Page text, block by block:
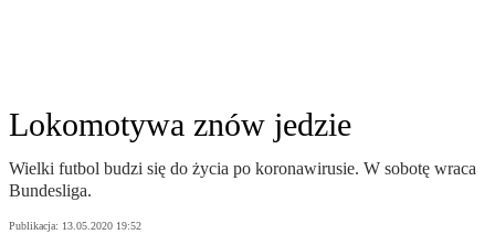
Lokomotywa znów jedzie
Wielki futbol budzi się do życia po koronawirusie. W sobotę wraca
Bundesliga.
Publikacja: 13.05.2020 19:52